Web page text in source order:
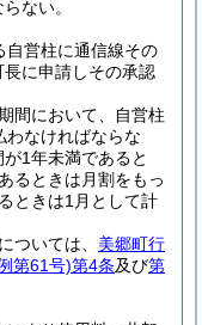
ない。
自営柱に通信線その
に申請しその承認
間において、自営柱
わなければならな
1年未満であると
るときは月割をもっ
ときは1月として計
ついては、 美郷町行
第61号)第4条及び第